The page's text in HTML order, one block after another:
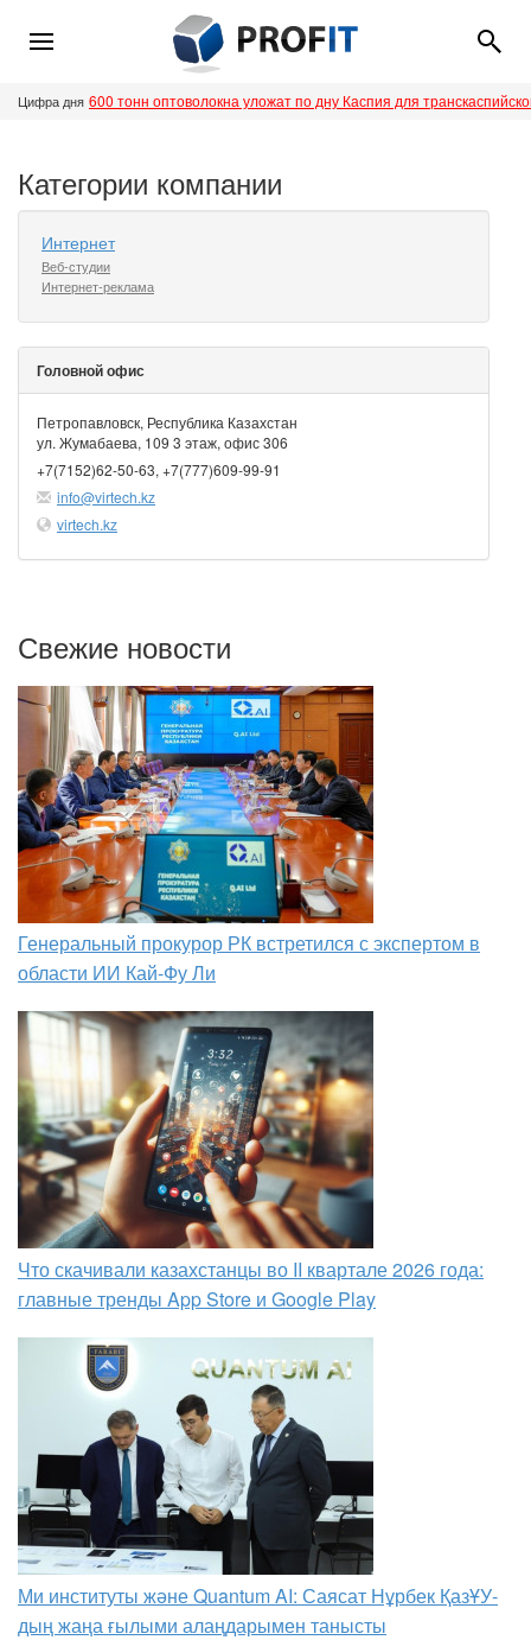
Цифра дня 600 тонн оптоволокна уложат по дну Каспия для
Категории компании
Интернет
Веб-студии
Интернет-реклама
Головной офис
Петропавловск, Республика Казахстан
ул. Жумабаева, 109 3 этаж, офис 306
+7(7152)62-50-63, +7(777)609-99-91
info@virtech.kz
virtech.kz
Свежие новости
Генеральный прокурор РК встретился с экспертом в
области ИИ Кай-Фу Ли
Что скачивали казахстанцы во II квартале 2026 года:
главные тренды App Store и Google Play
Ми институты және Quantum AI: Саясат Нұрбек ҚазҰУ-
дың жаңа ғылыми алаңдарымен танысты